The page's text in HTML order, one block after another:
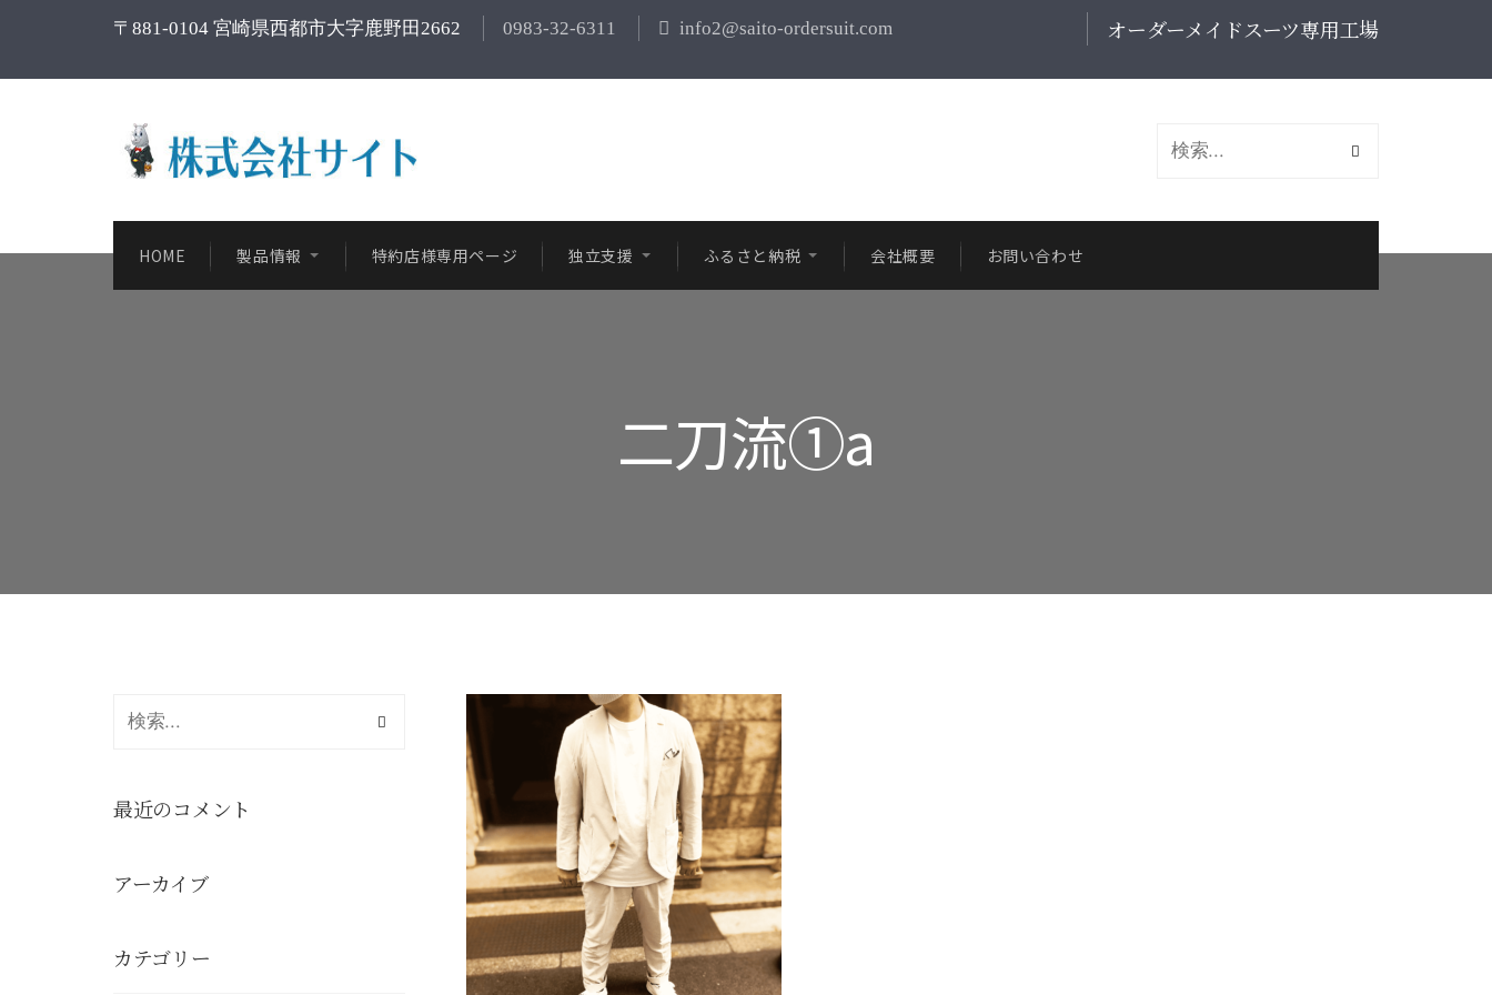
〒881-0104 宮崎県西都市大字鹿野田2662 0983-32-6311 info2@saito-ordersuit.com オーダーメイドスーツ専用工場
HOME 製品情報 特約店様専用ページ 独立支援 ふるさと納税 会社概要 お問い合わせ
二刀流①a
最近のコメント
アーカイブ
カテゴリー